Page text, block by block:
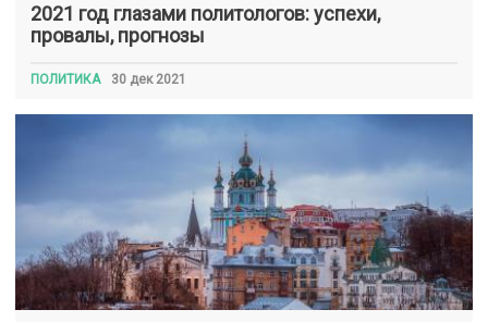
2021 год глазами политологов: успехи,
провалы, прогнозы
ПОЛИТИКА 30 дек 2021